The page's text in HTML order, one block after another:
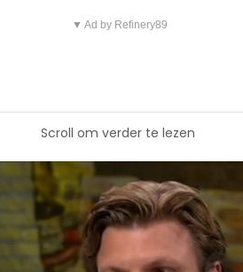
▼ Ad by Refinery89
Scroll om verder te lezen